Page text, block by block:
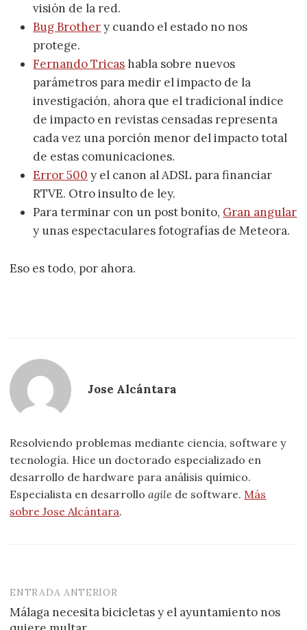
visión de la red.
Bug Brothery cuando el estado no nos
protege.
Fernando Tricashabla sobre nuevos
parámetros para medir el impacto de la
investigación, ahora que el tradicional índice
de impacto en revistas censadas representa
cada vez una porción menor del impacto total
de estas comunicaciones.
Error 500 y el canon al ADSL para financiar
RTVE. Otro insulto de ley.
Para terminar con un post bonito, Gran angular
y unas espectaculares fotografías de Meteora.
Eso es todo, por ahora.
Jose Alcántara
Resolviendo problemas mediante ciencia, software y
tecnología. Hice un doctorado especializado en
desarrollo de hardware para análisis químico.
Especialista en desarrolloagile de software. Más
sobre Jose Alcántara.
Navegación
de
ENTRADA ANTERIOR
Málaga necesita bicicletas y el ayuntamiento nos